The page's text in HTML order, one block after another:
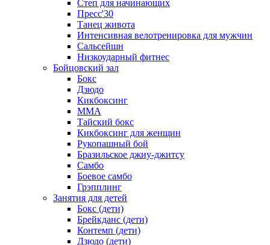
Степ для начинающих
Пресс'30
Танец живота
Интенсивная велотренировка для мужчин
Сальсейшн
Низкоударный фитнес
Бойцовский зал
Бокс
Дзюдо
Кикбоксинг
MMA
Тайский бокс
Кикбоксинг для женщин
Рукопашный бой
Бразильское джиу-джитсу
Самбо
Боевое самбо
Грэпплинг
Занятия для детей
Бокс (дети)
Брейкданс (дети)
Контемп (дети)
Дзюдо (дети)